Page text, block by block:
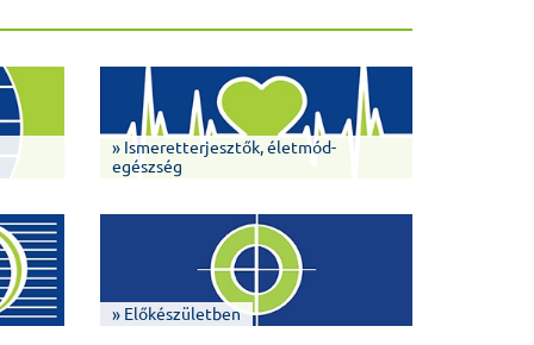
» Ismeretterjesztők, életmód-
egészség
» Előkészületben